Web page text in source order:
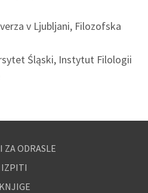
v Ljubljani, Filozofska
Śląski, Instytut Filologii
ZA ODRASLE
IZPITI
KNJIGE